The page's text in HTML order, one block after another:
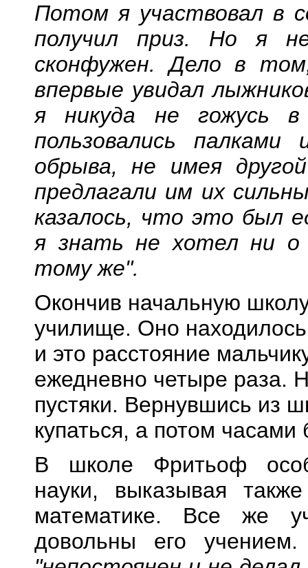
Потом я участвовал в
получил приз. Но я
сконфужен. Дело в
впервые увидал
я никуда не гожусь
пользовались
обрыва, не имея
предлагали им их
казалось, что это был
я знать не хотел ни о
тому же".
Окончив начальную
училище. Оно
и это расстояние
ежедневно четыре раза.
пустяки. Вернувшись из
купаться, а потом часами
В школе Фритьоф
науки, выказывая
математике. Все же
довольны его